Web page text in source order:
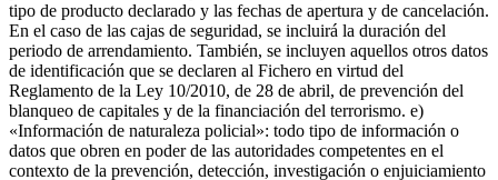
tipo de producto declarado y las fechas de apertura y de cancelación.
En el caso de las cajas de seguridad, se incluirá la duración del
periodo de arrendamiento. También, se incluyen aquellos otros datos
de identificación que se declaren al Fichero en virtud del
Reglamento de la Ley 10/2010, de 28 de abril, de prevención del
blanqueo de capitales y de la financiación del terrorismo. e)
«Información de naturaleza policial»: todo tipo de información o
datos que obren en poder de las autoridades competentes en el
contexto de la prevención, detección, investigación o enjuiciamiento